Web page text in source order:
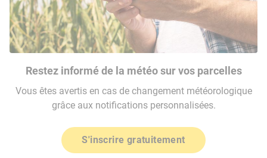
Restez informé de la météo sur vos parcelles
Vous êtes avertis en cas de changement météorologique
grâce aux notifications personnalisées.
S'inscrire gratuitement